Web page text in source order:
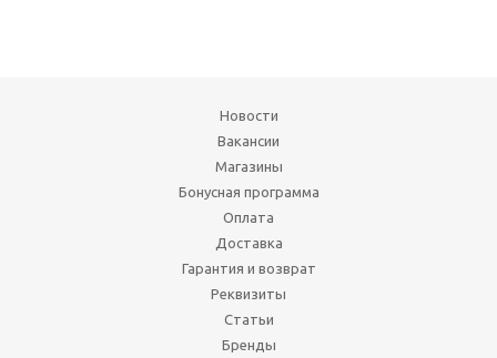
Новости
Вакансии
Магазины
Бонусная программа
Оплата
Доставка
Гарантия и возврат
Реквизиты
Статьи
Бренды